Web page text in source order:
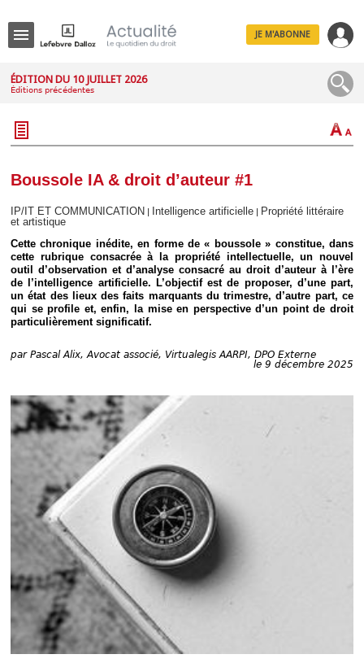
JE M'ABONNE
ÉDITION DU 10 JUILLET 2026
Éditions précédentes
Boussole IA & droit d’auteur #1
IP/IT ET COMMUNICATION Intelligence artificielle
Propriété littéraire
et artistique
Cette chronique inédite, en forme de « boussole » constitue, dans
cette rubrique consacrée à la propriété intellectuelle, un nouvel
outil d’observation et d’analyse consacré au droit d’auteur à l’ère
de l’intelligence artificielle. L’objectif est de proposer, d’une part,
un état des lieux des faits marquants du trimestre, d’autre part, ce
qui se profile et, enfin, la mise en perspective d’un point de droit
particulièrement significatif.
par Pascal Alix, Avocat associé, Virtualegis AARPI, DPO Externe
le 9 décembre 2025